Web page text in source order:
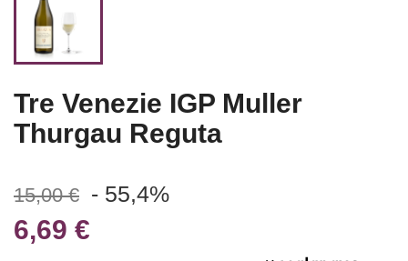
Tre Venezie IGP Muller
Thurgau Reguta
15,00 € - 55,4%
6,69 €